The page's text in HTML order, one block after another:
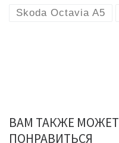
Skoda Octavia A5
ВАМ ТАКЖЕ МОЖЕТ
ПОНРАВИТЬСЯ